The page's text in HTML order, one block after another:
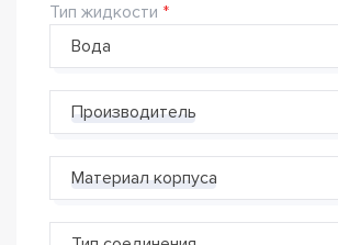
Тип жидкости
Производитель
Материал корпуса